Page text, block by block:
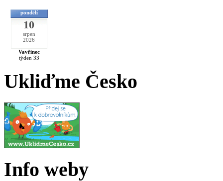
pondělí
10
srpen
2026
Vavřinec
týden 33
Ukliďme Česko
Info weby